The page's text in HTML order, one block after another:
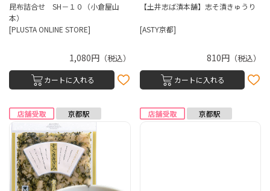
昆布詰合せ SH－１０（小倉屋山
本）
[PLUSTA ONLINE STORE]
1,080円（税込）
カートに入れる
【土井志ば漬本舗】志そ漬きゅうり
[ASTY京都]
810円 （税込）
カートに入れる